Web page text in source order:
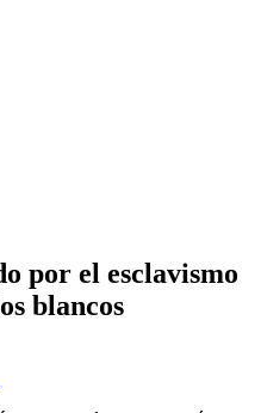
por el esclavismo
blancos